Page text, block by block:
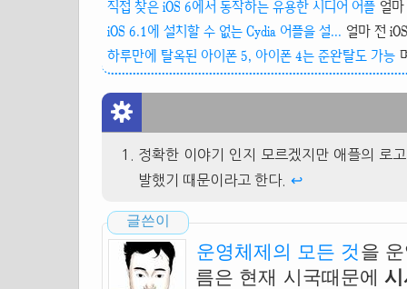
직접 찾은 iOS 6에서 동작하는 유용한 시디어 어플 얼
iOS 6.1에 설치할 수 없는 Cydia 어플을 설... 얼마 전
하루만에 탈옥된 아이폰 5, 아이폰 4는 준완탈도 가능
정확한 이야기 인지 모르겠지만 애플의 로
발했기 때문이라고 한다. ↩
글쓴이
운영체제의 모든 것 을
름은 현재 시국때문에